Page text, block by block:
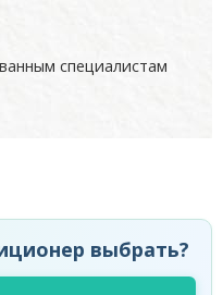
специалистам
выбрать?